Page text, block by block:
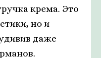
крема. Это
но и
даже